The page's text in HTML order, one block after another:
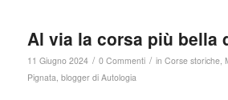
Al via la corsa più bella
11 Giugno 2024 / 0 Commenti / in Corse storiche,
Pignata, blogger di Autologia